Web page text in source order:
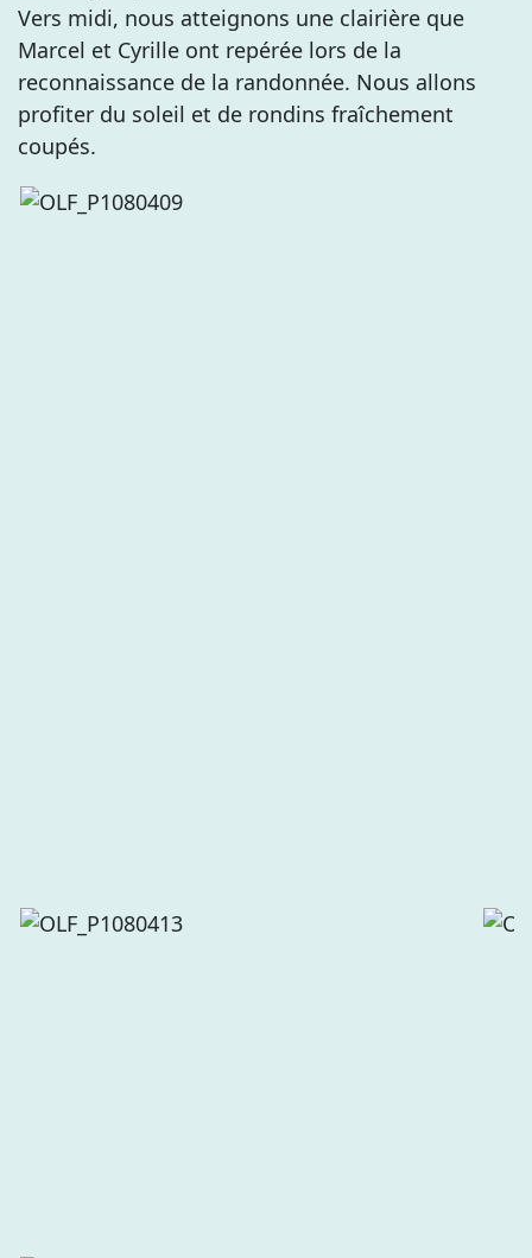
Vers midi, nous atteignons une clairière que
Marcel et Cyrille ont repérée lors de la
reconnaissance de la randonnée. Nous allons
profiter du soleil et de rondins fraîchement
coupés.